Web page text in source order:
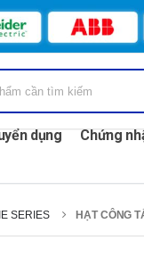
dụng Chứng
SERIES HẠT CÔNG